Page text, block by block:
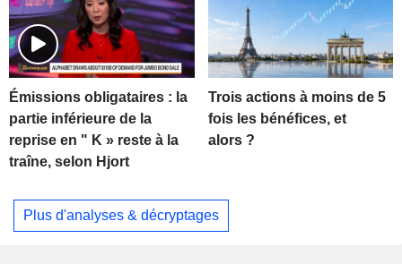
Émissions obligataires : la
partie inférieure de la
reprise en " K » reste à la
traîne, selon Hjort
Trois actions à moins de 5
fois les bénéfices, et
alors ?
Plus d'analyses & décryptages